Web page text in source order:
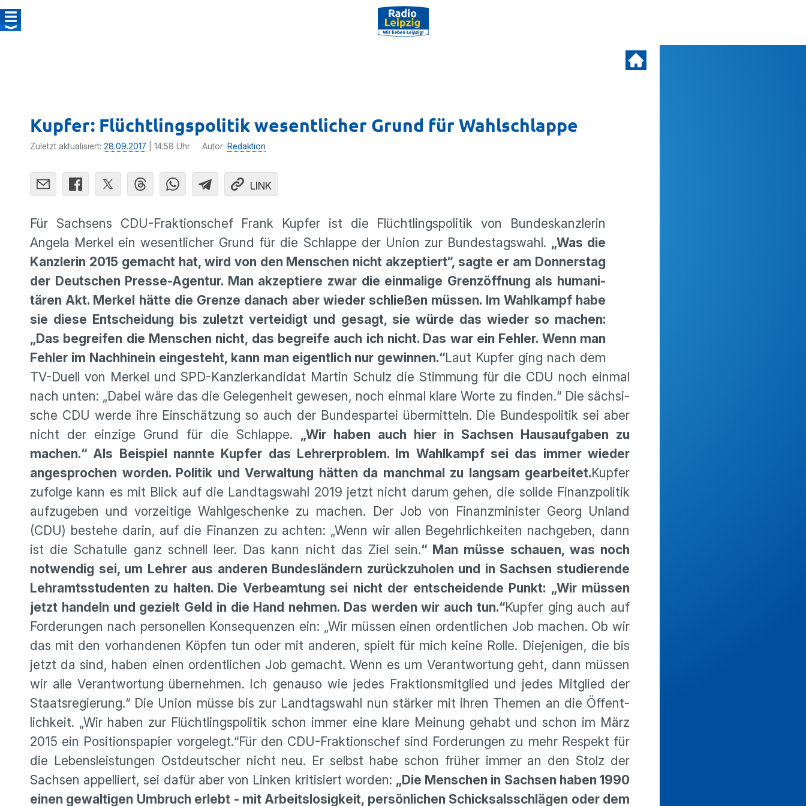
Kupfer: Flüchtlingspolitik wesentlicher Grund für Wahlschlappe
Zuletzt aktualisiert: 28.09.2017 | 14:58 Uhr Autor: Redaktion
LINK
Für Sachsens CDU-Frakti­ons­chef Frank Kupfer ist die Flücht­lings­po­litik von Bundes­kanz­lerin
Angela Merkel ein wesent­li­cher Grund für die Schlappe der Union zur Bundes­tags­wahl. „Was die
Kanzlerin 2015 gemacht hat, wird von den Menschen nicht akzep­tiert“, sagte er am Donnerstag
der Deutschen Presse-Agentur. Man akzep­tiere zwar die einma­lige Grenz­öff­nung als humani­
tären Akt. Merkel hätte die Grenze danach aber wieder schließen müssen. Im Wahlkampf habe
sie diese Entschei­dung bis zuletzt vertei­digt und gesagt, sie würde das wieder so machen:
„Das begreifen die Menschen nicht, das begreife auch ich nicht. Das war ein Fehler. Wenn man
Fehler im Nachhinein einge­steht, kann man eigent­lich nur gewinnen.“Laut Kupfer ging nach dem
TV-Duell von Merkel und SPD-Kanzler­kan­didat Martin Schulz die Stimmung für die CDU noch einmal
nach unten: „Dabei wäre das die Gelegen­heit gewesen, noch einmal klare Worte zu finden.“ Die sächsi­
sche CDU werde ihre Einschät­zung so auch der Bundes­partei übermit­teln. Die Bundes­po­litik sei aber
nicht der einzige Grund für die Schlappe. „Wir haben auch hier in Sachsen Hausauf­gaben zu
machen.“ Als Beispiel nannte Kupfer das Lehrer­pro­blem. Im Wahlkampf sei das immer wieder
angespro­chen worden. Politik und Verwal­tung hätten da manchmal zu langsam gearbeitet.Kupfer
zufolge kann es mit Blick auf die Landtags­wahl 2019 jetzt nicht darum gehen, die solide Finanz­po­litik
aufzu­geben und vorzei­tige Wahlge­schenke zu machen. Der Job von Finanz­mi­nister Georg Unland
(CDU) bestehe darin, auf die Finanzen zu achten: „Wenn wir allen Begehr­lich­keiten nachgeben, dann
ist die Schatulle ganz schnell leer. Das kann nicht das Ziel sein.“ Man müsse schauen, was noch
notwendig sei, um Lehrer aus anderen Bundes­län­dern zurück­zu­holen und in Sachsen studie­rende
Lehramts­stu­denten zu halten. Die Verbe­am­tung sei nicht der entschei­dende Punkt: „Wir müssen
jetzt handeln und gezielt Geld in die Hand nehmen. Das werden wir auch tun.“Kupfer ging auch auf
Forde­rungen nach perso­nellen Konse­quenzen ein: „Wir müssen einen ordent­li­chen Job machen. Ob wir
das mit den vorhan­denen Köpfen tun oder mit anderen, spielt für mich keine Rolle. Dieje­nigen, die bis
jetzt da sind, haben einen ordent­li­chen Job gemacht. Wenn es um Verant­wor­tung geht, dann müssen
wir alle Verant­wor­tung übernehmen. Ich genauso wie jedes Frakti­ons­mit­glied und jedes Mitglied der
Staats­re­gie­rung.“ Die Union müsse bis zur Landtags­wahl nun stärker mit ihren Themen an die Öffent­
lich­keit. „Wir haben zur Flücht­lings­po­litik schon immer eine klare Meinung gehabt und schon im März
2015 ein Positi­ons­pa­pier vorge­legt.“Für den CDU-Frakti­ons­chef sind Forde­rungen zu mehr Respekt für
die Lebens­leis­tungen Ostdeut­scher nicht neu. Er selbst habe schon früher immer an den Stolz der
Sachsen appel­liert, sei dafür aber von Linken kriti­siert worden: „Die Menschen in Sachsen haben 1990
einen gewal­tigen Umbruch erlebt - mit Arbeits­lo­sig­keit, persön­li­chen Schick­sals­schlägen oder dem